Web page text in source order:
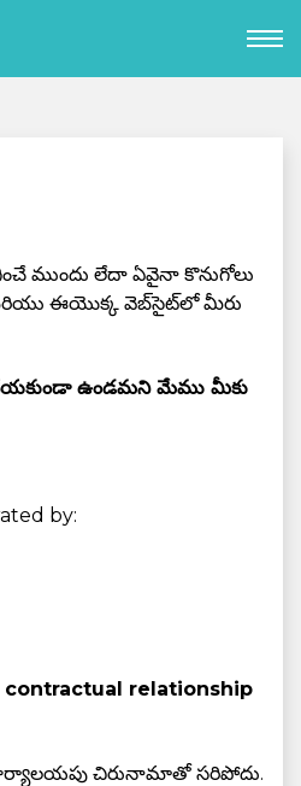
ముందు లేదా ఏవైనా కొనుగోలు
ఈయొక్క వెబ్‌సైట్‌లో మీరు
ఉండమని మేము మీకు
by:
relationship
చిరునామాతో సరిపోదు.